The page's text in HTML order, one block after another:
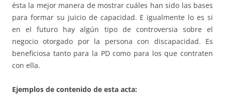
ésta la mejor manera de mostrar cuáles han sido las bases
para formar su juicio de capacidad. E igualmente lo es si
en el futuro hay algún tipo de controversia sobre el
negocio otorgado por la persona con discapacidad. Es
beneficiosa tanto para la PD como para los que contraten
con ella.
Ejemplos de contenido de esta acta: